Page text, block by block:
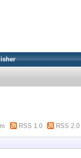
RSS 1.0 RSS 2.0